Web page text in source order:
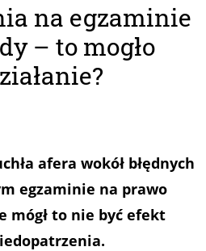
na egzaminie
– to mogło
afera wokół błędnych
egzaminie na prawo
mógł to nie być efekt